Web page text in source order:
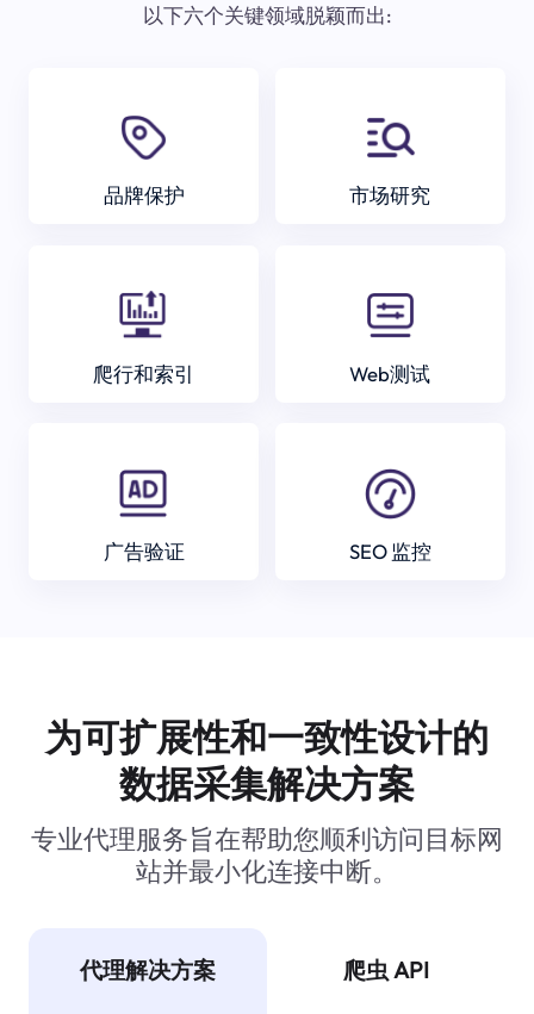
以下六个关键领域脱颖而出:
品牌保护 市场研究
爬行和索引 Web测试
广告验证 SEO 监控
为可扩展性和一致性设计的
数据采集解决方案
专业代理服务旨在帮助您顺利访问目标网
站并最小化连接中断。
代理解决方案 爬虫 API